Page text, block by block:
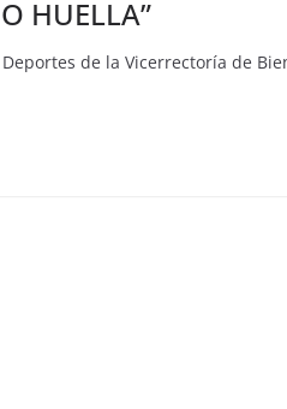
HUELLA”
de la Vicerrectoría de